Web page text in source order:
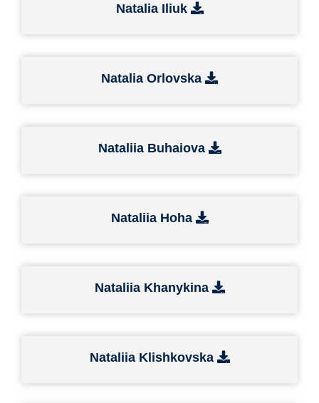
Natalia Iliuk
Natalia Orlovska
Nataliia Buhaiova
Nataliia Hoha
Nataliia Khanykina
Nataliia Klishkovska